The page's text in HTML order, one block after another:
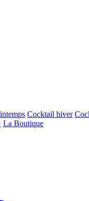
Cocktail hiver
La Boutique